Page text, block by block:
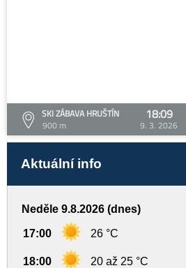
SKI ZÁBAVA HRUŠTÍN
900 m
18:09
9. 3. 2026
Aktuální info
Neděle 9.8.2026 (dnes)
17:00 26 °C
18:00 20 až 25 °C